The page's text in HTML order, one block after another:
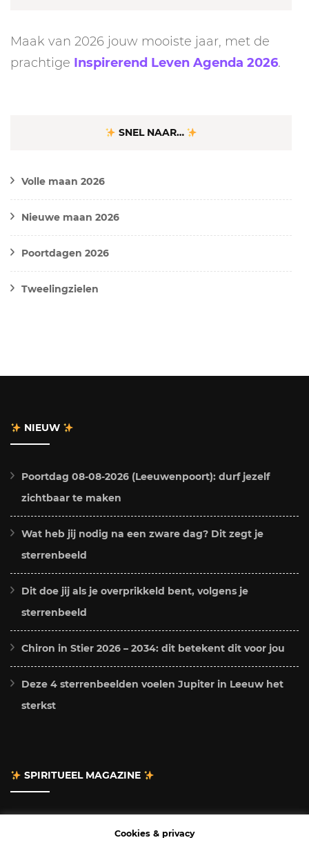
Maak van 2026 jouw mooiste jaar, met de
prachtige Inspirerend Leven Agenda 2026.
SNEL NAAR…
Volle maan 2026
Nieuwe maan 2026
Poortdagen 2026
Tweelingzielen
NIEUW
Poortdag 08-08-2026 (Leeuwenpoort): durf jezelf
zichtbaar te maken
Wat heb jij nodig na een zware dag? Dit zegt je
sterrenbeeld
Dit doe jij als je overprikkeld bent, volgens je
sterrenbeeld
Chiron in Stier 2026 – 2034: dit betekent dit voor jou
Deze 4 sterrenbeelden voelen Jupiter in Leeuw het
sterkst
SPIRITUEEL MAGAZINE
Cookies & privacy